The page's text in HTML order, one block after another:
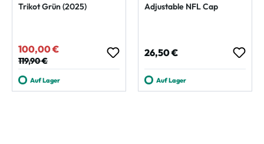
Trikot Grün (2025)
Verkaufspreis:
100,00 €
Regulärer Preis:
119,90 €
Auf Lager
Adjustable NFL Cap
Regulärer Preis:
26,50 €
Auf Lager